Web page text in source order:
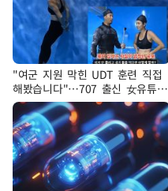
"여군 지원 막힌 UDT 훈련 직접
해봤습니다"…707 출신 女유튜버
'완벽 소화'